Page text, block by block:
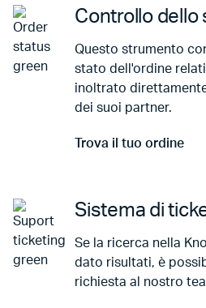
Controllo dello
Questo strumento
stato dell'ordine
inoltrato
dei suoi partner.
Trova il tuo ordine
Vai a Trova il tuo
Sistema di
Se la ricerca nella
dato risultati, è
richiesta al nostro